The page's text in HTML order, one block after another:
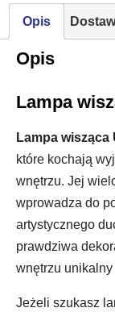
Opis
Opis
Lampa
Lampa wisząca
które kochają
wnętrzu. Jej
wprowadza do
artystycznego
prawdziwa
wnętrzu unikalny
Jeżeli szukasz